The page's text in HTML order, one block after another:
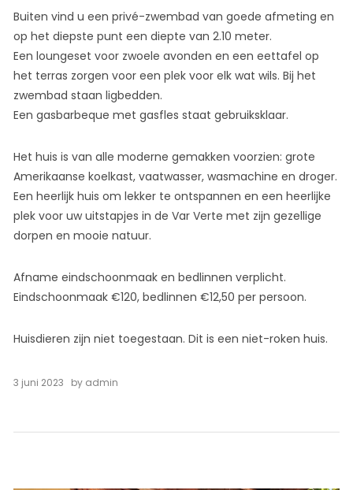
Buiten vind u een privé-zwembad van goede afmeting en
op het diepste punt een diepte van 2.10 meter.
Een loungeset voor zwoele avonden en een eettafel op
het terras zorgen voor een plek voor elk wat wils. Bij het
zwembad staan ligbedden.
Een gasbarbeque met gasfles staat gebruiksklaar.
Het huis is van alle moderne gemakken voorzien: grote
Amerikaanse koelkast, vaatwasser, wasmachine en droger.
Een heerlijk huis om lekker te ontspannen en een heerlijke
plek voor uw uitstapjes in de Var Verte met zijn gezellige
dorpen en mooie natuur.
Afname eindschoonmaak en bedlinnen verplicht.
Eindschoonmaak €120, bedlinnen €12,50 per persoon.
Huisdieren zijn niet toegestaan. Dit is een niet-roken huis.
3 juni 2023 by admin